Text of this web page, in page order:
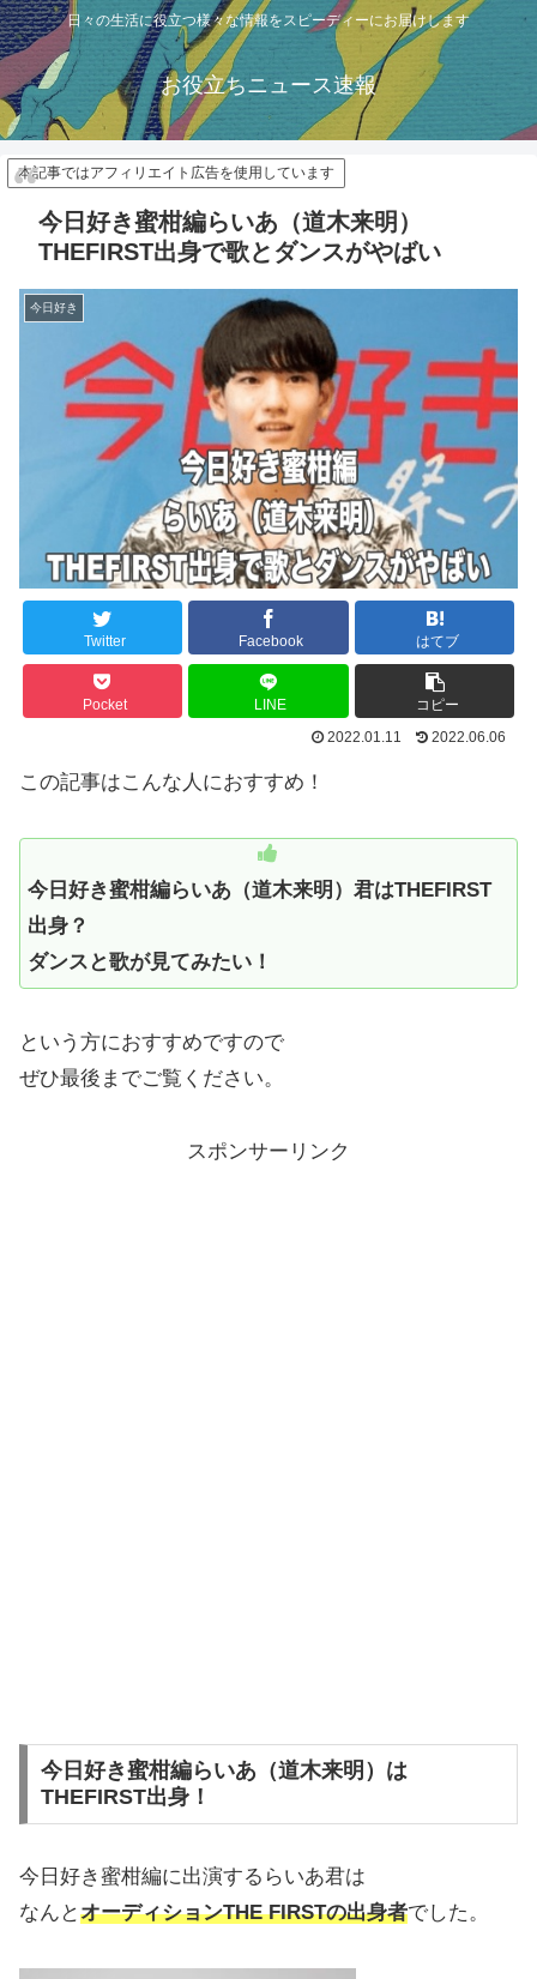
日々の生活に役立つ様々な情報をスピーディーにお届けします
お役立ちニュース速報
本記事ではアフィリエイト広告を使用しています
今日好き蜜柑編らいあ（道木来明）
THEFIRST出身で歌とダンスがやばい
今日好き
Twitter Facebook はてブ
Pocket LINE
コピー
2022.01.11
2022.06.06
この記事はこんな人におすすめ！
今日好き蜜柑編らいあ（道木来明）君はTHEFIRST
出身？
ダンスと歌が見てみたい！
という方におすすめですので
ぜひ最後までご覧ください。
スポンサーリンク
今日好き蜜柑編らいあ（道木来明）は
THEFIRST出身！
今日好き蜜柑編に出演するらいあ君は
なんとオーディションTHE FIRSTの出身者でした。